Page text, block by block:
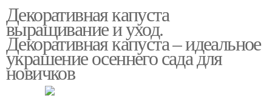
Декоративная капуста
выращивание и уход.
Декоративная капуста – идеальное
украшение осеннего сада для
новичков